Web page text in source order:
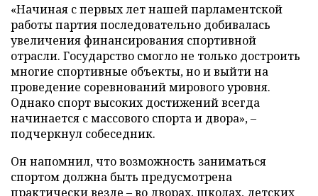
«Начиная с первых лет нашей парламентской
работы партия последовательно добивалась
увеличения финансирования спортивной
отрасли. Государство смогло не только достроить
многие спортивные объекты, но и выйти на
проведение соревнований мирового уровня.
Однако спорт высоких достижений всегда
начинается с массового спорта и двора», –
подчеркнул собеседник.
Он напомнил, что возможность заниматься
спортом должна быть предусмотрена
практически везде – во дворах, школах, детских